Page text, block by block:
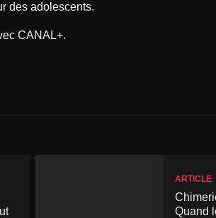
des adolescents.
CANAL+.
ARTICLE
Quand